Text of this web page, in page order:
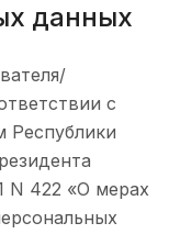
данных
с
Республики
N 422 «О мерах